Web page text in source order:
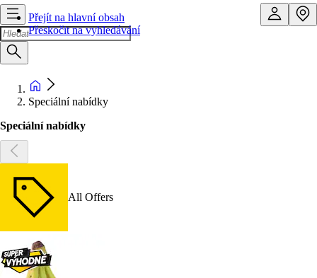
Přejít na hlavní obsah
Přeskočit na vyhledávání
Speciální nabídky
Speciální nabídky
All Offers